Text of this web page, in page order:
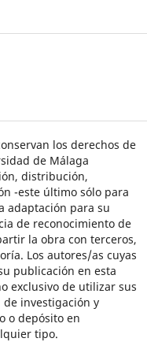
los derechos de
de Málaga
distribución,
-este último sólo para
adaptación para su
de reconocimiento de
la obra con terceros,
Los autores/as cuyas
publicación en esta
exclusivo de utilizar sus
investigación y
o depósito en
tipo.